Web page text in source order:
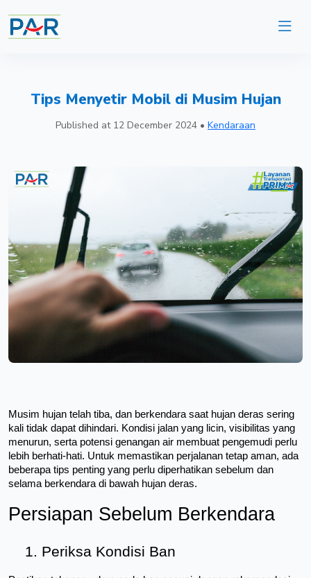
Tips Menyetir Mobil di Musim Hujan
Published at 12 December 2024 • Kendaraan
Musim hujan telah tiba, dan berkendara saat hujan deras sering
kali tidak dapat dihindari. Kondisi jalan yang licin, visibilitas yang
menurun, serta potensi genangan air membuat pengemudi perlu
lebih berhati-hati. Untuk memastikan perjalanan tetap aman, ada
beberapa tips penting yang perlu diperhatikan sebelum dan
selama berkendara di bawah hujan deras.
Persiapan Sebelum Berkendara
1. Periksa Kondisi Ban